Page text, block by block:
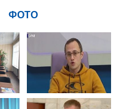
ФОТО